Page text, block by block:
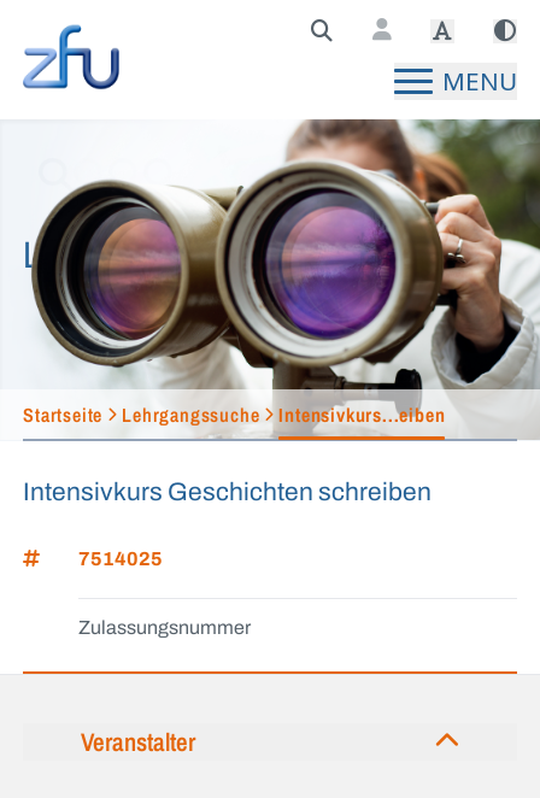
Zentralstelle für Fernunterricht Hauptseite
MENU
Lehrgangssuche
Startseite Lehrgangssuche Intensivkurs...eiben
Intensivkurs Geschichten schreiben
7514025
Zulassungsnummer
Veranstalter